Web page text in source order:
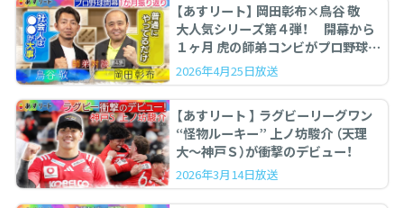
【あすリート】 岡田彰布×鳥谷 敬
大人気シリーズ第４弾！ 開幕から
１ヶ月 虎の師弟コンビがプロ野球を
ぶった斬る！
2026年4月25日放送
【あすリート 】 ラグビーリーグワン
“怪物ルーキー” 上ノ坊駿介 （天理
大〜神戸Ｓ）が衝撃のデビュー！
2026年3月14日放送